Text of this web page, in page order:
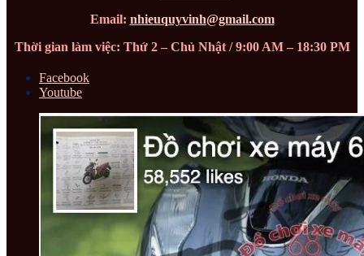
Email: nhieuquyvinh@gmail.com
Thời gian làm việc: Thứ 2 – Chủ Nhật / 9:00 AM – 18:30 PM
Facebook
Youtube